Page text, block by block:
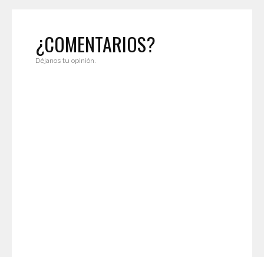
¿COMENTARIOS?
Déjanos tu opinión.